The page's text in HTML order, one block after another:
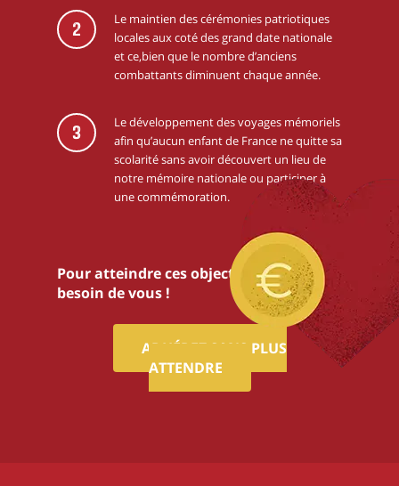
2
Le maintien des cérémonies patriotiques
locales aux coté des grand date nationale
et ce,bien que le nombre d’anciens
combattants diminuent chaque année.
3
Le développement des voyages mémoriels
afin qu’aucun enfant de France ne quitte sa
scolarité sans avoir découvert un lieu de
notre mémoire nationale ou participer à
une commémoration.
Pour atteindre ces objectifs,nous avons
besoin de vous !
ADHÉREZ SANS PLUS
ATTENDRE